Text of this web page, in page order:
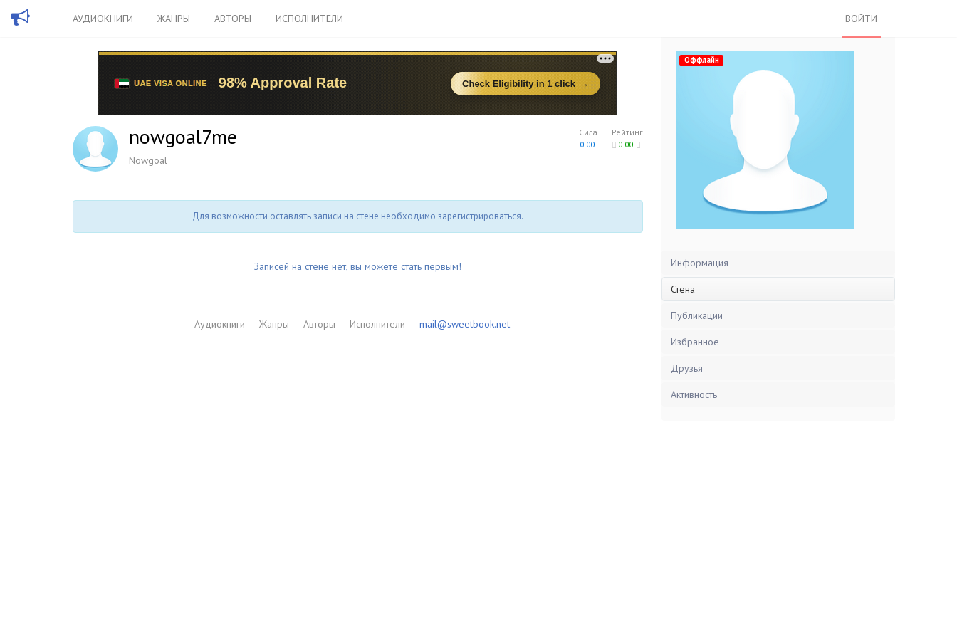
АУДИОКНИГИ ЖАНРЫ АВТОРЫ ИСПОЛНИТЕЛИ ВОЙТИ
Рейтинг
0.00
Сила
0.00
nowgoal7me
Nowgoal
Для возможности оставлять записи на стене необходимо зарегистрироваться.
Записей на стене нет, вы можете стать первым!
Аудиокниги Жанры Авторы Исполнители mail@sweetbook.net
Оффлайн
Информация
Стена
Публикации
Избранное
Друзья
Активность